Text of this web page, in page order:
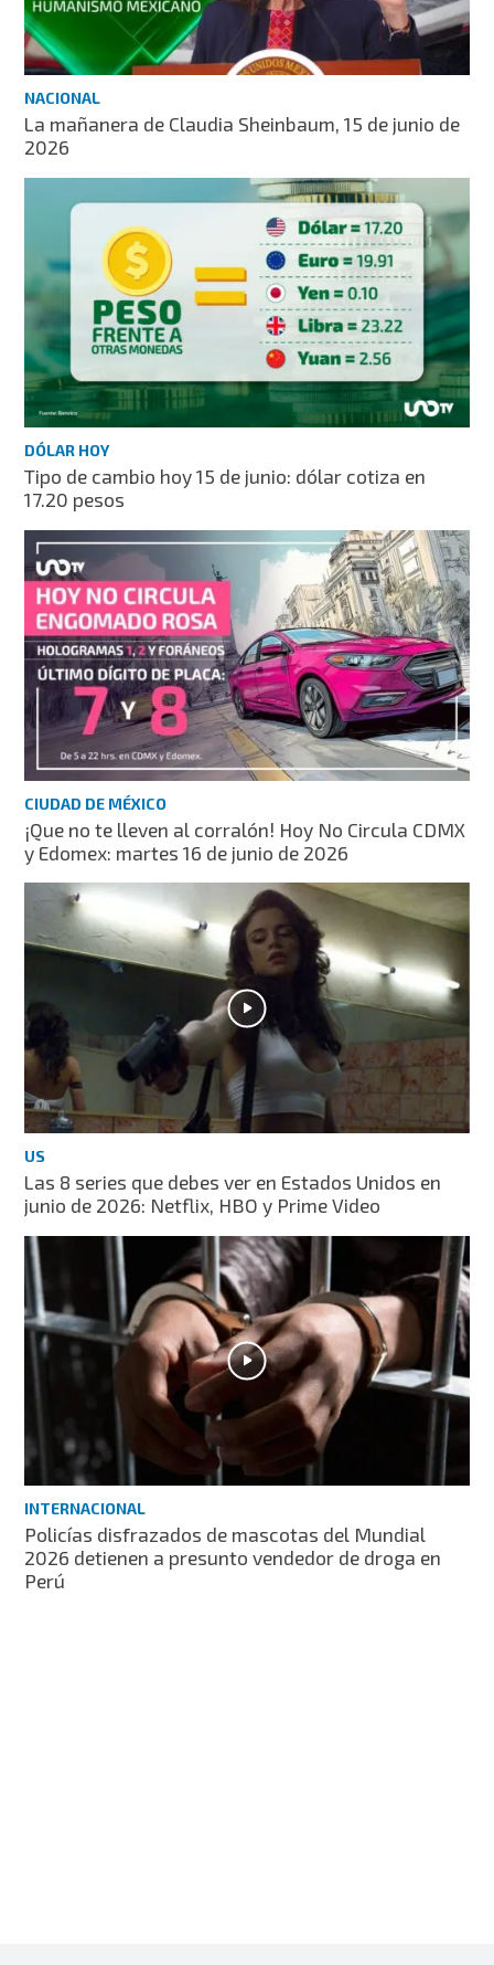
NACIONAL
La mañanera de Claudia Sheinbaum, 15 de junio de
2026
DÓLAR HOY
Tipo de cambio hoy 15 de junio: dólar cotiza en
17.20 pesos
CIUDAD DE MÉXICO
¡Que no te lleven al corralón! Hoy No Circula CDMX
y Edomex: martes 16 de junio de 2026
US
Las 8 series que debes ver en Estados Unidos en
junio de 2026: Netflix, HBO y Prime Video
INTERNACIONAL
Policías disfrazados de mascotas del Mundial
2026 detienen a presunto vendedor de droga en
Perú